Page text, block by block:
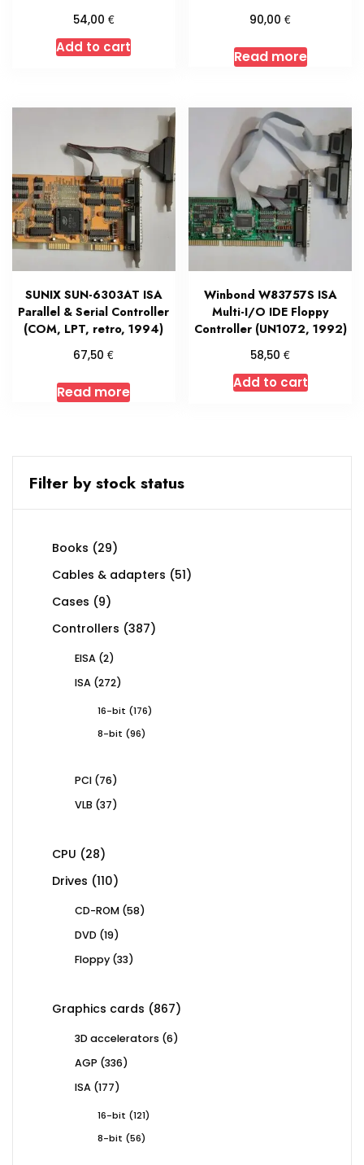
54,00 €
Add to cart
90,00€
Read more
SUNIX SUN-6303AT ISA
Parallel & Serial Controller
(COM, LPT, retro, 1994)
67,50€
Read more
Winbond W83757S ISA
Multi-I/O IDE Floppy
Controller (UN1072, 1992)
58,50€
Add to cart
Filter by stock status
Books 2929
Cables & adapters 5151
Cases 99
Controllers 387387
EISA 22
ISA 272272
16-bit 176176
8-bit
9696
PCI 7676
VLB 3737
CPU 2828
Drives 110110
CD-ROM 5858
DVD 1919
Floppy 3333
Graphics cards 867867
3D accelerators 66
AGP 336336
ISA 177177
16-bit 121121
8-bit
5656